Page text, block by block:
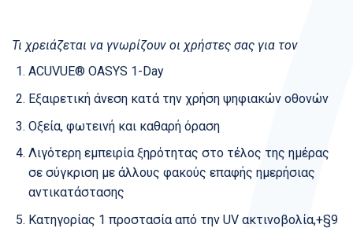
Τι χρειάζεται να γνωρίζουν οι χρήστες σας για τον
ACUVUE® OASYS 1-Day
Εξαιρετική άνεση κατά την χρήση ψηφιακών οθονών
Οξεία, φωτεινή και καθαρή όραση
Λιγότερη εμπειρία ξηρότητας στο τέλος της ημέρας
σε σύγκριση με άλλους φακούς επαφής ημερήσιας
αντικατάστασης
Κατηγορίας 1 προστασία από την UV ακτινοβολία,+§9